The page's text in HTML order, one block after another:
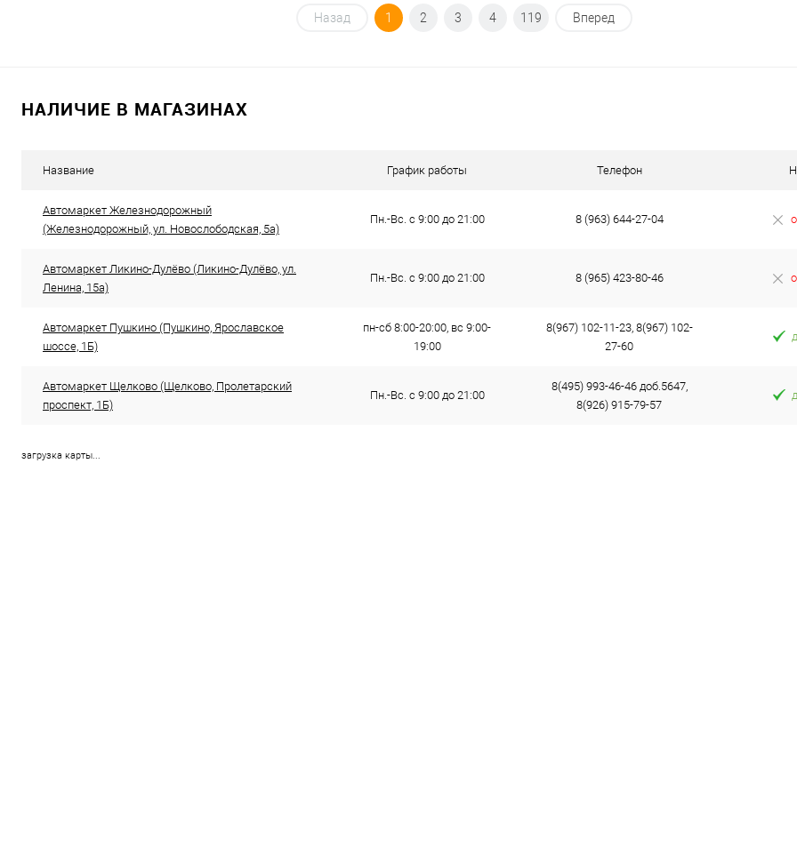
Под заказ
Назад 1 2 3 4 119 Вперед
НАЛИЧИЕ В МАГАЗИНАХ
Название График работы Телефон
Автомаркет Железнодорожный
(Железнодорожный, ул. Новослободская, 5а)
Пн.-Вс. с 9:00 до 21:00 8 (963) 644-27-04
Автомаркет Ликино-Дулёво (Ликино-Дулёво, ул.
Ленина, 15а)
Пн.-Вс. с 9:00 до 21:00 8 (965) 423-80-46
Автомаркет Пушкино (Пушкино, Ярославское
шоссе, 1Б)
пн-сб 8:00-20:00, вс 9:00-
19:00
8(967) 102-11-23, 8(967) 102-
27-60
Автомаркет Щелково (Щелково, Пролетарский
проспект, 1Б)
Пн.-Вс. с 9:00 до 21:00
8(495) 993-46-46 доб.5647,
8(926) 915-79-57
загрузка карты...